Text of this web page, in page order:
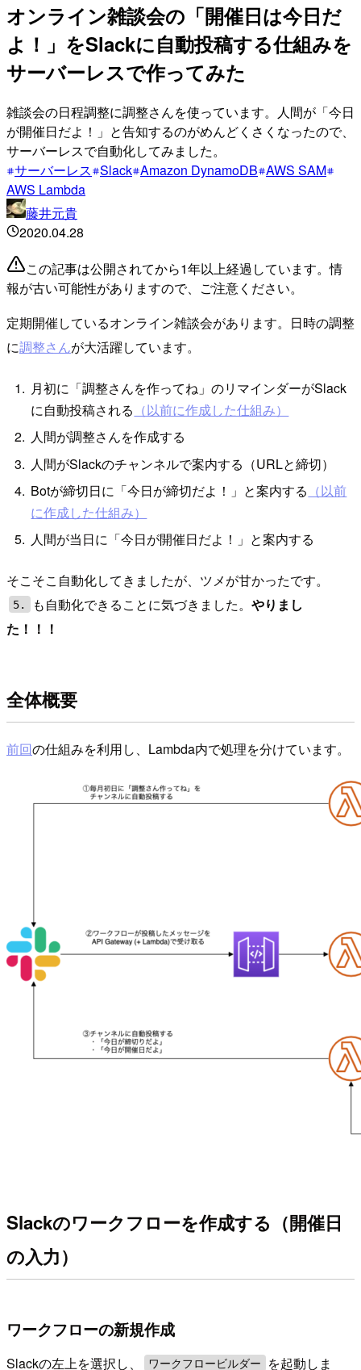
オンライン雑談会の「開催日は今日だ
よ！」をSlackに自動投稿する仕組みを
サーバーレスで作ってみた
雑談会の日程調整に調整さんを使っています。人間が「今日
が開催日だよ！」と告知するのがめんどくさくなったので、
サーバーレスで自動化してみました。
サーバーレス Slack Amazon DynamoDB AWS SAM
AWS Lambda
藤井元貴
2020.04.28
この記事は公開されてから1年以上経過しています。情
報が古い可能性がありますので、ご注意ください。
定期開催しているオンライン雑談会があります。日時の調整
に調整さんが大活躍しています。
月初に「調整さんを作ってね」のリマインダーがSlack
に自動投稿される （以前に作成した仕組み）
人間が調整さんを作成する
人間がSlackのチャンネルで案内する（URLと締切）
Botが締切日に「今日が締切だよ！」と案内する （以前
に作成した仕組み）
人間が当日に「今日が開催日だよ！」と案内する
そこそこ自動化してきましたが、ツメが甘かったです。
5. も自動化できることに気づきました。やりまし
た！！！
全体概要
前回の仕組みを利用し、Lambda内で処理を分けています。
Slackのワークフローを作成する（開催日
の入力）
ワークフローの新規作成
Slackの左上を選択し、 ワークフロービルダー を起動しま